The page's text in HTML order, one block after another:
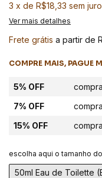
3 x de R$18,33 sem
Ver mais detalhes
Frete grátis a partir de
COMPRE MAIS, PAGUE
5% OFF
7% OFF
15% OFF
escolha aqui o tamanho
50ml Eau de Toilette